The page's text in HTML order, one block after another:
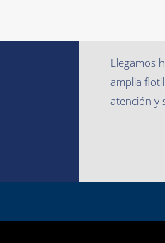
Llegamos
amplia
atención y